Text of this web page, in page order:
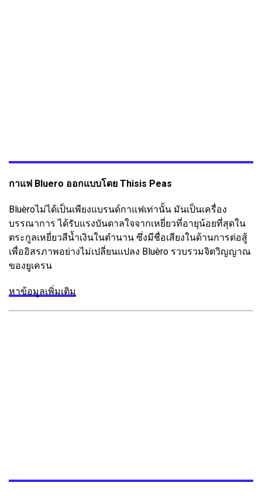
กาแฟ Bluero ออกแบบโดย Thisis Peas
Bluèroไม่ได้เป็นเพียงแบรนด์กาแฟเท่านั้น มันเป็นเครื่อง
บรรณาการ ได้รับแรงบันดาลใจจากเหยี่ยวที่อายุน้อยที่สุดใน
ตระกูลเหยี่ยวสีน้ำเงินในตำนาน ซึ่งมีชื่อเสียงในด้านการต่อสู้
เพื่ออิสรภาพอย่างไม่เปลี่ยนแปลง Bluèro รวบรวมจิตวิญญาณ
ของยูเครน
หาข้อมูลเพิ่มเติม